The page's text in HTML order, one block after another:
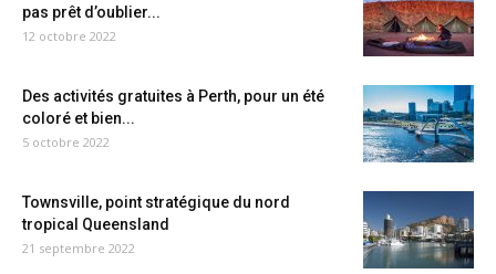
pas prêt d’oublier...
12 octobre 2022
Des activités gratuites à Perth, pour un été
coloré et bien...
5 octobre 2022
Townsville, point stratégique du nord
tropical Queensland
21 septembre 2022